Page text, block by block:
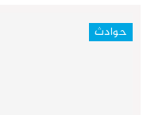
حوادث